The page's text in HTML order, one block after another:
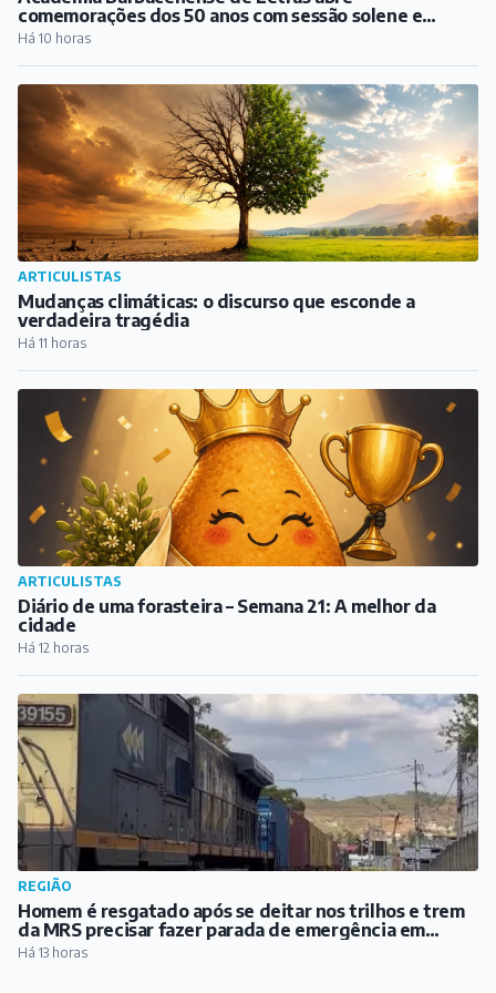
Mudanças climáticas: o discurso que esconde a
verdadeira tragédia
Há 11 horas
ARTICULISTAS
Diário de uma forasteira – Semana 21: A melhor da
cidade
Há 12 horas
REGIÃO
Homem é resgatado após se deitar nos trilhos e trem
da MRS precisar fazer parada de emergência em
Santos Dumont
Há 13 horas
PUBLICIDADE